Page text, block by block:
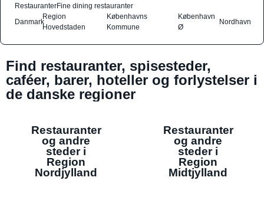
RestauranterFine dining restauranter
Danmark
Region
Hovedstaden
Københavns
Kommune
København
Ø
Nordhavn
Find restauranter, spisesteder,
caféer, barer, hoteller og forlystelser i
de danske regioner
Restauranter
og andre
steder i
Region
Nordjylland
Restauranter
og andre
steder i
Region
Midtjylland